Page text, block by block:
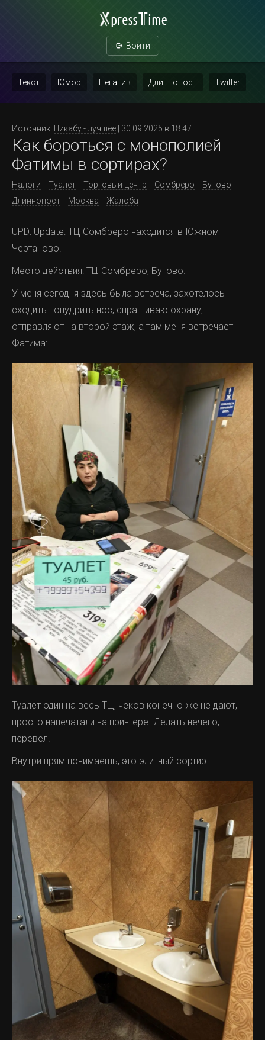
Войти
Текст Юмор Негатив Длиннопост Twitter
Повтор
Источник: Пикабу - лучшее | 30.09.2025 в 18:47
Как бороться с монополией
Фатимы в сортирах?
Налоги Туалет Торговый центр Сомбреро
Бутово
Длиннопост
Москва Жалоба
UPD: Update: ТЦ Сомбреро находится в Южном
Чертаново.
Место действия: ТЦ Сомбреро, Бутово.
У меня сегодня здесь была встреча, захотелось
сходить попудрить нос, спрашиваю охрану,
отправляют на второй этаж, а там меня встречает
Фатима:
Туалет один на весь ТЦ, чеков конечно же не дают,
просто напечатали на принтере. Делать нечего,
перевел.
Внутри прям понимаешь, это элитный сортир: